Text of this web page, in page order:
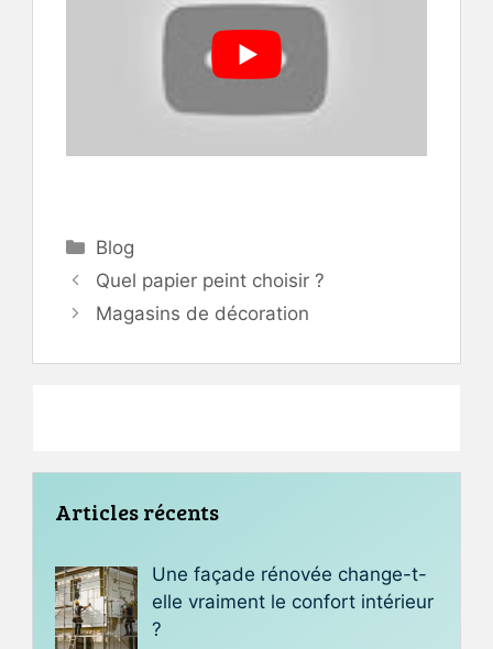
Catégories
Blog
Quel papier peint choisir ?
Magasins de décoration
Articles récents
Une façade rénovée change-t-
elle vraiment le confort intérieur
?